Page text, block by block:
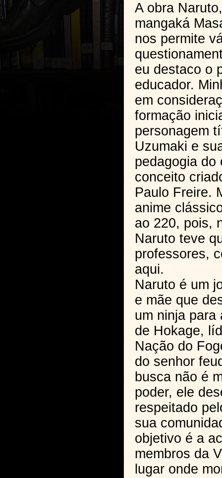
A obra
mangaká
nos permite
eu destaco o
educador.
em
formação
personagem
Uzumaki e
pedagogia do
conceito
Paulo Freire.
anime
ao 220, pois,
Naruto teve
professores,
aqui.
Naruto é um
e mãe que
um ninja para
de Hokage,
Nação do
do senhor
busca não é
poder, ele
respeitado
sua
objetivo é a
membros da
lugar onde